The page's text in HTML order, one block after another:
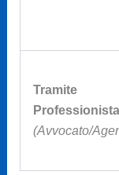
Tramite
Professionista
(Avvocato/